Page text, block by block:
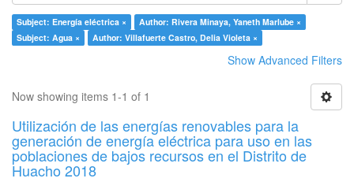
Subject: Energía eléctrica ×
Author: Rivera Minaya, Yaneth Marlube ×
Subject: Agua ×
Author: Villafuerte Castro, Delia Violeta ×
Show Advanced Filters
Now showing items 1-1 of 1
Utilización de las energías renovables para la
generación de energía eléctrica para uso en las
poblaciones de bajos recursos en el Distrito de
Huacho 2018